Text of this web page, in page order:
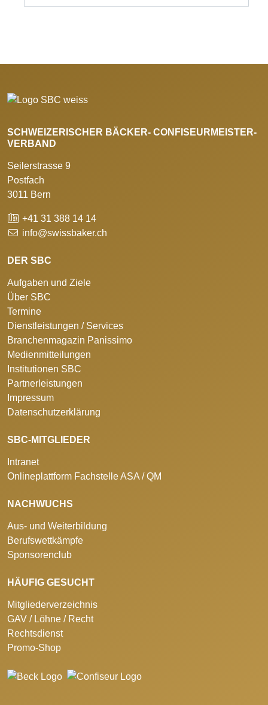
SCHWEIZERISCHER BÄCKER- CONFISEURMEISTER-
VERBAND
Seilerstrasse 9
Postfach
3011 Bern
+41 31 388 14 14
info@swissbaker.ch
DER SBC
Aufgaben und Ziele
Über SBC
Termine
Dienstleistungen / Services
Branchenmagazin Panissimo
Medienmitteilungen
Institutionen SBC
Partnerleistungen
Impressum
Datenschutzerklärung
SBC-MITGLIEDER
Intranet
Onlineplattform Fachstelle ASA / QM
NACHWUCHS
Aus- und Weiterbildung
Berufswettkämpfe
Sponsorenclub
HÄUFIG GESUCHT
Mitgliederverzeichnis
GAV / Löhne / Recht
Rechtsdienst
Promo-Shop